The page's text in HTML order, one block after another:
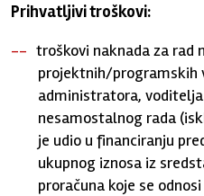
Prihvatljivi troškovi:
troškovi naknada za rad
projektnih/programskih
administratora,
nesamostalnog rada
je udio u financiranju
ukupnog iznosa iz
proračuna koje se